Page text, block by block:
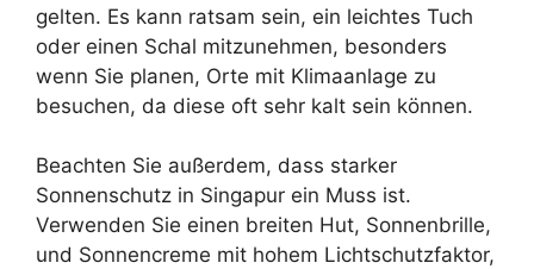
gelten. Es kann ratsam sein, ein leichtes Tuch
oder einen Schal mitzunehmen, besonders
wenn Sie planen, Orte mit Klimaanlage zu
besuchen, da diese oft sehr kalt sein können.
Beachten Sie außerdem, dass starker
Sonnenschutz in Singapur ein Muss ist.
Verwenden Sie einen breiten Hut, Sonnenbrille,
und Sonnencreme mit hohem Lichtschutzfaktor,